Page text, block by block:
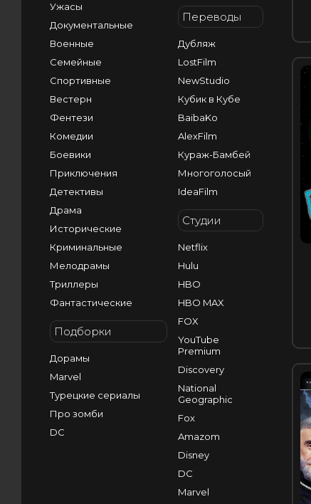
Ужасы
Документальные
Военные
Семейные
Спортивные
Вестерн
Фентези
Комедии
Боевики
Приключения
Детективы
Драма
Исторические
Криминальные
Мелодрамы
Триллеры
Фантастические
Подборки
Дорамы
Marvel
Турецкие сериалы
Про зомби
DC
Переводы
Дубляж
LostFilm
NewStudio
Кубик в Кубе
BaibaKo
AlexFilm
Кураж-Бамбей
Многоголосый
IdeaFilm
Студии
Netflix
Hulu
HBO
HBO MAX
FOX
YouTube
Premium
Discovery
National
Geographic
Fox
Amazom
Disney
DC
Marvel